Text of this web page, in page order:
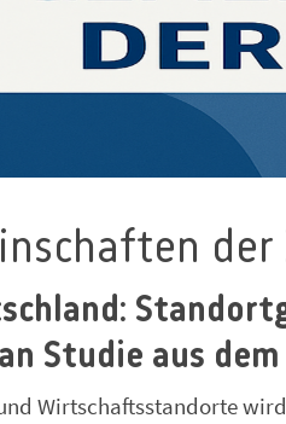
Studie aus
Wirtschaftsstandorte